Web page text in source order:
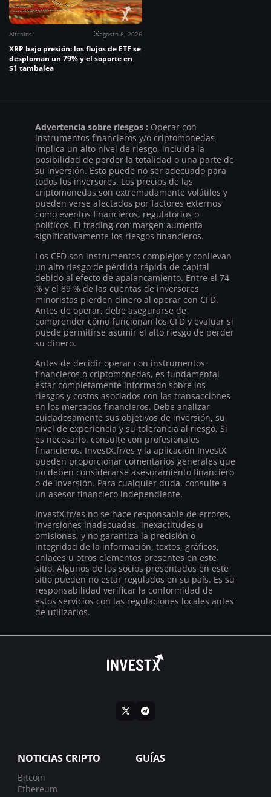
Altcoins agosto 8, 2026
XRP bajo presión: los flujos de ETF se
desploman un 79% y el soporte en
$1 tambalea
Advertencia sobre riesgos : Operar con
instrumentos financieros y/o criptomonedas
implica un alto nivel de riesgo, incluida la
posibilidad de perder la totalidad o una parte de
su inversión. Esto puede no ser adecuado para
todos los inversores. Los precios de las
criptomonedas son extremadamente volátiles y
pueden verse afectados por factores externos
como eventos financieros, regulatorios o
políticos. El trading con margen aumenta
significativamente los riesgos financieros.
Los CFD son instrumentos complejos y conllevan
un alto riesgo de pérdida rápida de capital
debido al efecto de apalancamiento. Entre el 74
% y el 89 % de las cuentas de inversores
minoristas pierden dinero al operar con CFD.
Antes de operar, debe asegurarse de
comprender cómo funcionan los CFD y evaluar si
puede permitirse asumir el alto riesgo de perder
su dinero.
Antes de decidir operar con instrumentos
financieros o criptomonedas, es fundamental
estar completamente informado sobre los
riesgos y costos asociados con las transacciones
en los mercados financieros. Debe analizar
cuidadosamente sus objetivos de inversión, su
nivel de experiencia y su tolerancia al riesgo. Si
es necesario, consulte con profesionales
financieros. InvestX.fr/es y la aplicación InvestX
pueden proporcionar comentarios generales que
no deben considerarse asesoramiento financiero
o de inversión. Para cualquier duda, consulte a
un asesor financiero independiente.
InvestX.fr/es no se hace responsable de errores,
inversiones inadecuadas, inexactitudes u
omisiones, y no garantiza la precisión o
integridad de la información, textos, gráficos,
enlaces u otros elementos presentes en este
sitio. Algunos de los socios presentados en este
sitio pueden no estar regulados en su país. Es su
responsabilidad verificar la conformidad de
estos servicios con las regulaciones locales antes
de utilizarlos.
NOTICIAS CRIPTO
Bitcoin
Ethereum
GUÍAS